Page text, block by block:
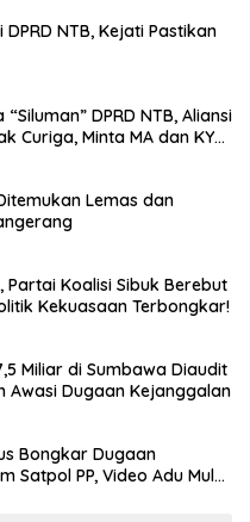
NTB, Kejati Pastikan
DPRD NTB, Aliansi
Curiga, Minta MA dan KY
Lemas dan
Partai Koalisi Sibuk Berebut
Kekuasaan Terbongkar!
Miliar di Sumbawa Diaudit
Awasi Dugaan Kejanggalan
Bongkar Dugaan
Satpol PP, Video Adu Mulut